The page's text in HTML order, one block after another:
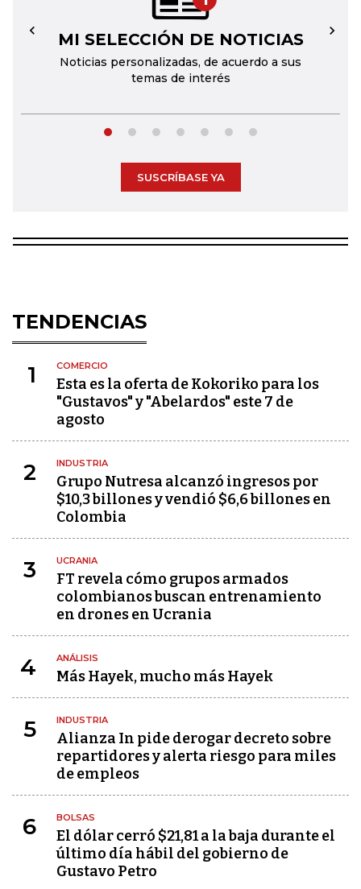
MI SELECCIÓN DE NOTICIAS
Noticias personalizadas, de acuerdo a sus
temas de interés
← →
SUSCRÍBASE YA
TENDENCIAS
1 COMERCIO
Esta es la oferta de Kokoriko para los
"Gustavos" y "Abelardos" este 7 de
agosto
2 INDUSTRIA
Grupo Nutresa alcanzó ingresos por
$10,3 billones y vendió $6,6 billones en
Colombia
3 UCRANIA
FT revela cómo grupos armados
colombianos buscan entrenamiento
en drones en Ucrania
4 ANÁLISIS
Más Hayek, mucho más Hayek
5 INDUSTRIA
Alianza In pide derogar decreto sobre
repartidores y alerta riesgo para miles
de empleos
6 BOLSAS
El dólar cerró $21,81 a la baja durante el
último día hábil del gobierno de
Gustavo Petro